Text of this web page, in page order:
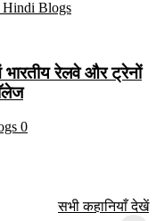
रेलवे और ट्रेनों
0
ऐतिहासिक स्थान
सभी कहानियाँ देखें